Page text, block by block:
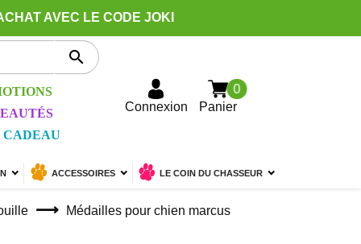
AVEC LE CODE JOKI

CADEAU
Connexion Panier
0
ACCESSOIRES LE COIN DU CHASSEUR
Médailles pour chien marcus